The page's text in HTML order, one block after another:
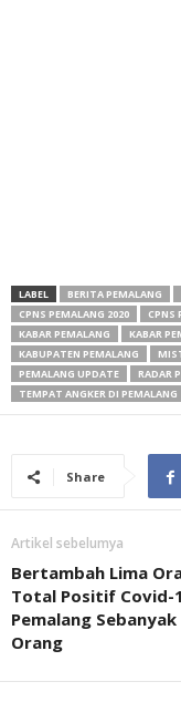
LABEL BERITA PEMALANG
CPNS PEMALANG 2020
CPNS
KABAR PEMALANG
KABAR
KABUPATEN PEMALANG
PEMALANG UPDATE
RADAR
TEMPAT ANGKER DI PEMALANG
Share
Artikel sebelumya
Bertambah Lima
Total Positif Covid-
Pemalang Sebanyak
Orang